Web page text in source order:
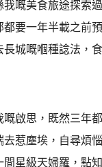
嘅美食旅途探索
要一年半載之前
城嘅嗰種諗法，
啟思，既然三年
惹塵埃，自尋煩
星級天婦羅，點